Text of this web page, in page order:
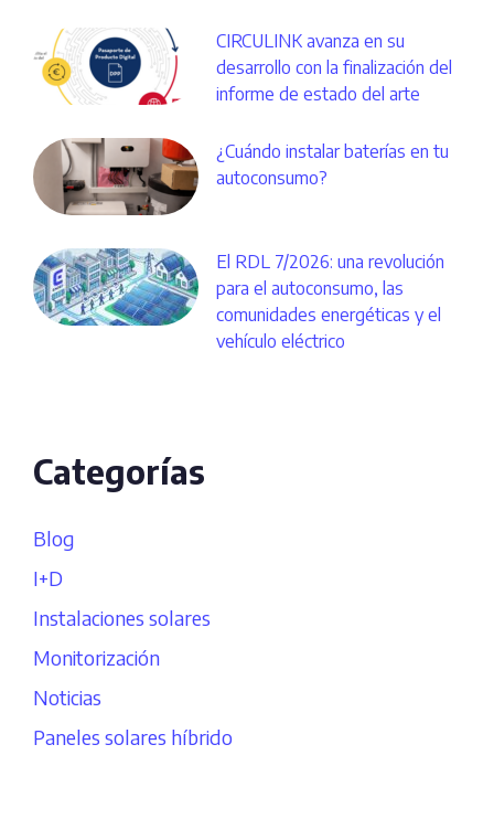
CIRCULINK avanza en su
desarrollo con la finalización del
informe de estado del arte
¿Cuándo instalar baterías en tu
autoconsumo?
El RDL 7/2026: una revolución
para el autoconsumo, las
comunidades energéticas y el
vehículo eléctrico
Categorías
Blog
I+D
Instalaciones solares
Monitorización
Noticias
Paneles solares híbrido